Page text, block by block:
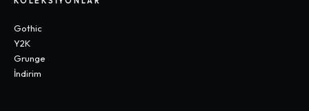
Gothic
Y2K
Grunge
İndirim